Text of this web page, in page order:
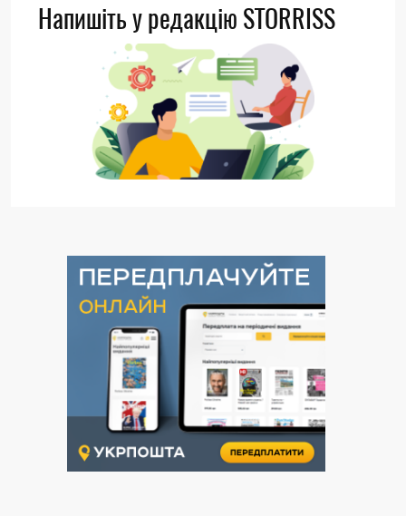
Напишіть у редакцію STORRISS